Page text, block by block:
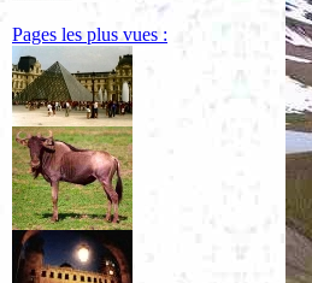
Pages les plus vues :